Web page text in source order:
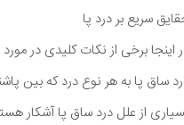
سریع بر درد پا
اینجا برخی از نکات کلیدی در
ساق پا به هر نوع درد که بین
از علل درد ساق پا آشکار